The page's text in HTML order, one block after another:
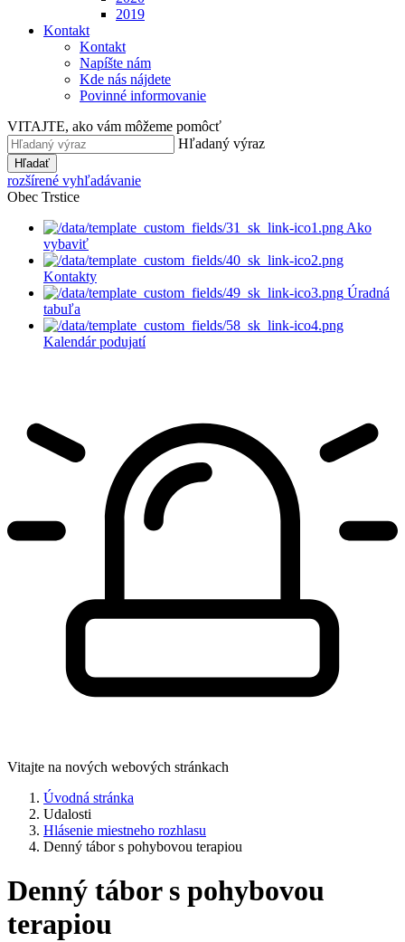
2019
Kontakt
Kontakt
Napíšte nám
Kde nás nájdete
Povinné informovanie
VITAJTE, ako vám môžeme pomôcť
Hľadaný výraz
Hľadať
rozšírené vyhľadávanie
Obec Trstice
Ako
vybaviť
Kontakty
Úradná
tabuľa
Kalendár podujatí
Vitajte na nových webových stránkach
Úvodná stránka
Udalosti
Hlásenie miestneho rozhlasu
Denný tábor s pohybovou terapiou
Denný tábor s pohybovou
terapiou